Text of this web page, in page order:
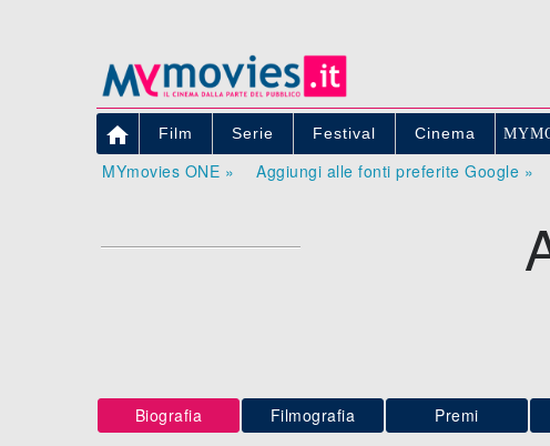
 Film Serie Festival Cinema
MYmovies ONE » Aggiungi alle fonti preferite Google »
Biografia Filmografia Premi